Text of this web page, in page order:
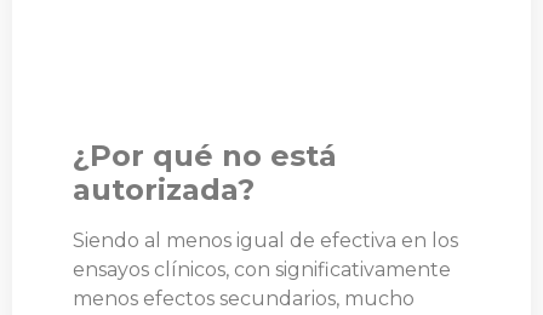
¿Por qué no está
autorizada?
Siendo al menos igual de efectiva en los
ensayos clínicos, con significativamente
menos efectos secundarios, mucho